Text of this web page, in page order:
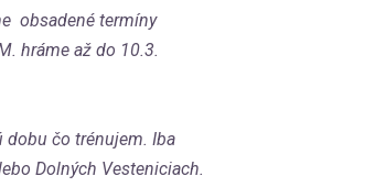
obsadené termíny
hráme až do 10.3.
dobu čo trénujem. Iba
Dolných Vesteniciach.